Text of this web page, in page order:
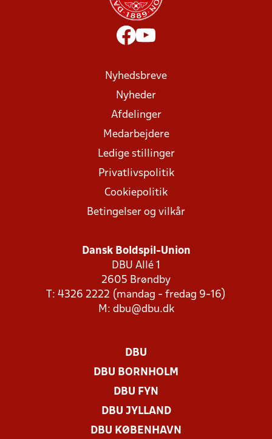
Nyhedsbreve
Nyheder
Afdelinger
Medarbejdere
Ledige stillinger
Privatlivspolitik
Cookiepolitik
Betingelser og vilkår
Dansk Boldspil-Union
DBU Allé 1
2605 Brøndby
T: 4326 2222 (mandag - fredag 9-16)
M: dbu@dbu.dk
DBU
DBU BORNHOLM
DBU FYN
DBU JYLLAND
DBU KØBENHAVN